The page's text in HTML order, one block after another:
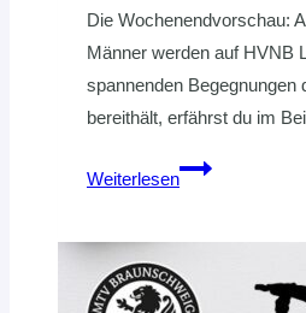
Die Wochenendvorschau:
Männer werden auf HVNB
spannenden Begegnungen
bereithält, erfährst du im
Weiterlesen
Kellerduell
Niedersachsen